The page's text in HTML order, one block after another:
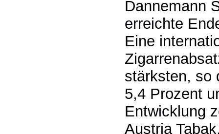
Dannemann
erreichte
Eine
stärksten, so
5,4 Prozent
Entwicklung
Austria